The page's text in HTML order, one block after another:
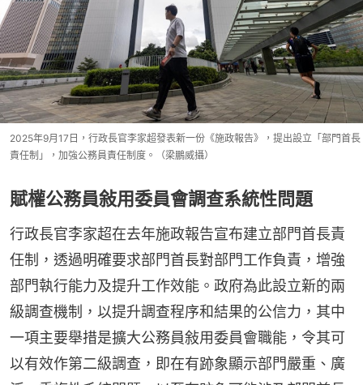
2025年9月17日，行政長官李家超發表新一份《施政報告》，提出設立「部門首長
責任制」，加強公務員責任制度。（梁鵬威攝）
賦權公務員敍用委員會調查系統性問題
行政長官李家超在去年施政報告宣布建立部門首長責
任制，透過明確要求部門首長對部門工作負責，增強
部門執行能力及提升工作效能。政府為此設立新的兩
級調查機制，以提升調查程序和結果的公信力，其中
一項主要舉措是擴大公務員敍用委員會職能，令其可
以有效作第二級調查，即在有跡象顯示部門嚴重、廣